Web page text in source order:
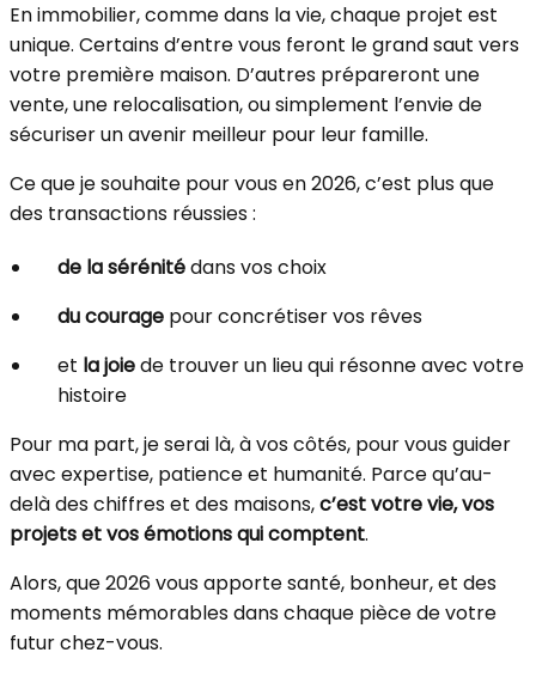
En immobilier, comme dans la vie, chaque projet est
unique. Certains d’entre vous feront le grand saut vers
votre première maison. D’autres prépareront une
vente, une relocalisation, ou simplement l’envie de
sécuriser un avenir meilleur pour leur famille.
Ce que je souhaite pour vous en 2026, c’est plus que
des transactions réussies :
de la sérénitédans vos choix
du courage pour concrétiser vos rêves
et la joiede trouver un lieu qui résonne avec votre
histoire
Pour ma part, je serai là, à vos côtés, pour vous guider
avec expertise, patience et humanité. Parce qu’au-
delà des chiffres et des maisons,c’est votre vie, vos
projets et vos émotions qui comptent.
Alors, que 2026 vous apporte santé, bonheur, et des
moments mémorables dans chaque pièce de votre
futur chez-vous.